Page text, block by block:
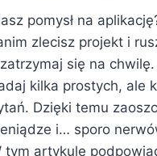
pomysł na
zlecisz projekt i
się na chwilę.
kilka prostych, ale
Dzięki temu
i… sporo
tym artykule